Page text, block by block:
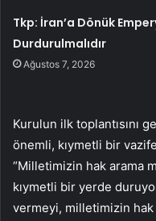
Tkp: İran’a Dönük
Durdurulmalıdır
Ağustos 7, 2026
Kurulun ilk toplantısını
önemli, kıymetli bir
“Milletimizin hak arama
kıymetli bir yerde
vermeyi, milletimizin hak